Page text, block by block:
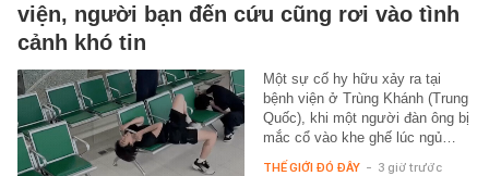
viện, người bạn đến cứu cũng rơi vào tình
cảnh khó tin
Một sự cố hy hữu xảy ra tại
bệnh viện ở Trùng Khánh (Trung
Quốc), khi một người đàn ông bị
mắc cổ vào khe ghế lúc ngủ…
THẾ GIỚI ĐÓ ĐÂY - 3 giờ trước